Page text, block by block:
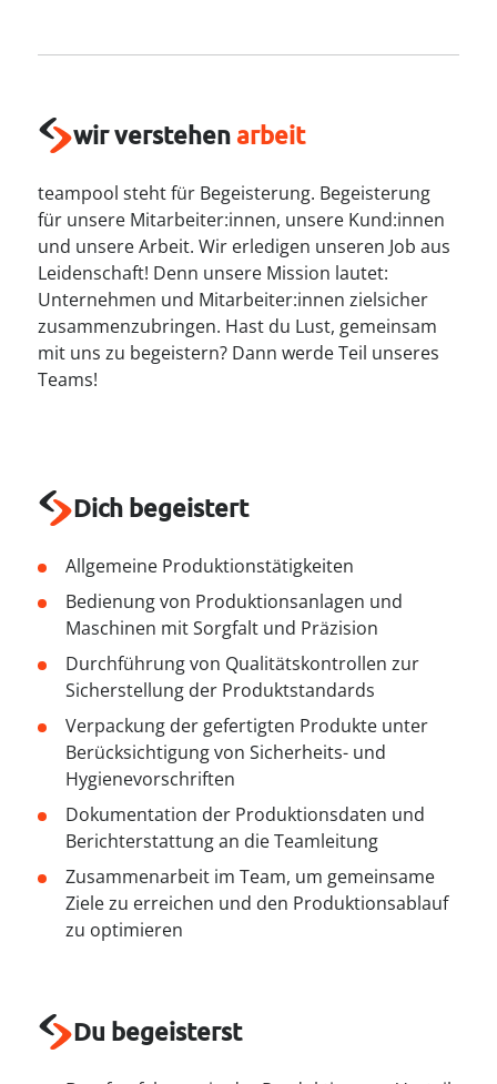
----
----
----
wir verstehen arbeit
teampool steht für Begeisterung. Begeisterung
für unsere Mitarbeiter:innen, unsere Kund:innen
und unsere Arbeit. Wir erledigen unseren Job aus
Leidenschaft! Denn unsere Mission lautet:
Unternehmen und Mitarbeiter:innen zielsicher
zusammenzubringen. Hast du Lust, gemeinsam
mit uns zu begeistern? Dann werde Teil unseres
Teams!
Dich begeistert
Allgemeine Produktionstätigkeiten
Bedienung von Produktionsanlagen und
Maschinen mit Sorgfalt und Präzision
Durchführung von Qualitätskontrollen zur
Sicherstellung der Produktstandards
Verpackung der gefertigten Produkte unter
Berücksichtigung von Sicherheits- und
Hygienevorschriften
Dokumentation der Produktionsdaten und
Berichterstattung an die Teamleitung
Zusammenarbeit im Team, um gemeinsame
Ziele zu erreichen und den Produktionsablauf
zu optimieren
Du begeisterst